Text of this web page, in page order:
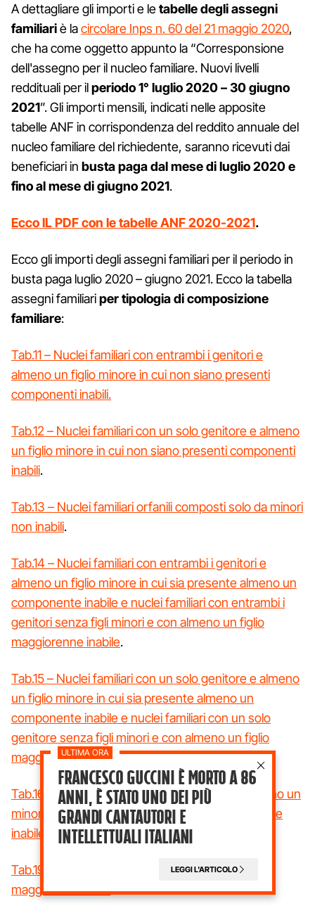
A dettagliare gli importi e letabelle degli assegni
familiariè lacircolare Inps n. 60 del 21 maggio 2020,
che ha come oggetto appunto la “Corresponsione
dell'assegno per il nucleo familiare. Nuovi livelli
reddituali per ilperiodo 1° luglio 2020 – 30 giugno
2021”. Gli importi mensili, indicati nelle apposite
tabelle ANF in corrispondenza del reddito annuale del
nucleo familiare del richiedente, saranno ricevuti dai
beneficiari in busta paga dal mese di luglio 2020 e
fino al mese di giugno 2021.
Ecco IL PDF con le tabelle ANF 2020-2021.
Ecco gli importi degli assegni familiari per il periodo in
busta paga luglio 2020 – giugno 2021. Ecco la tabella
assegni familiariper tipologia di composizione
familiare:
Tab.11 – Nuclei familiari con entrambi i genitori e
almeno un figlio minore in cui non siano presenti
componenti inabili.
Tab.12 – Nuclei familiari con un solo genitore e almeno
un figlio minore in cui non siano presenti componenti
inabili.
Tab.13 – Nuclei familiari orfanili composti solo da minori
non inabili.
Tab.14 – Nuclei familiari con entrambi i genitori e
almeno un figlio minore in cui sia presente almeno un
componente inabile e nuclei familiari con entrambi i
genitori senza figli minori e con almeno un figlio
maggiorenne inabile.
Tab.15 – Nuclei familiari con un solo genitore e almeno
un figlio minore in cui sia presente almeno un
componente inabile e nuclei familiari con un solo
genitore senza figli minori e con almeno un figlio
maggiorenne inabile.
Tab.16 – Nuclei familiari orfanili composti da almeno un
minore in cui sia presente almeno un componente
inabile
Tab.19 – Nuclei familiari orfanili composti solo da
maggiorenni inabili.
Francesco Guccini è morto a 86
anni, è stato uno dei più
grandi cantautori e
intellettuali italiani
LEGGI L'ARTICOLO